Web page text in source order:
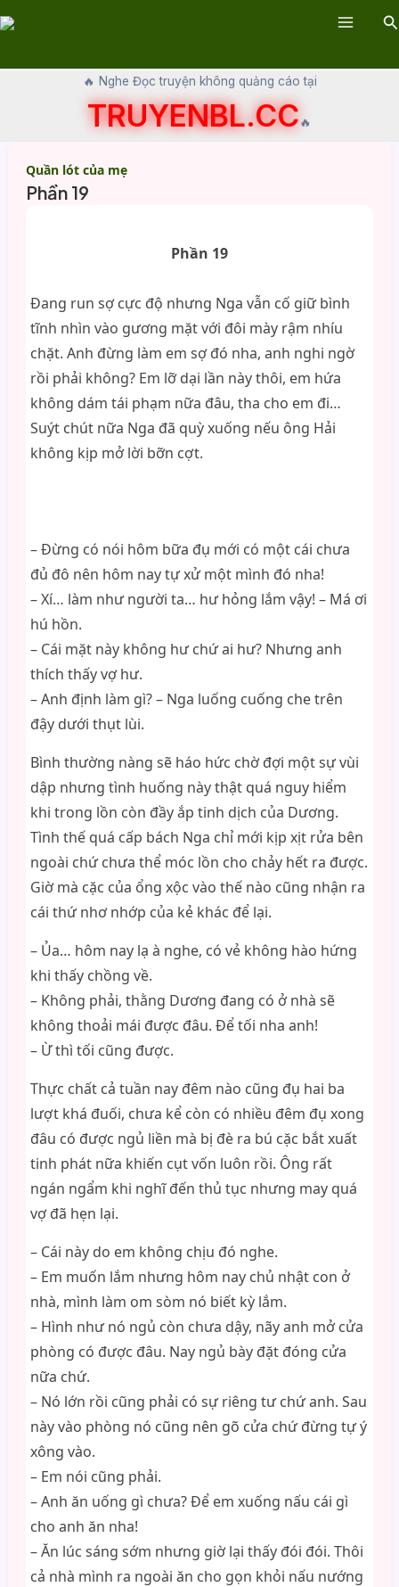
to
🔥 Nghe Đọc truyện không quảng cáo tại
TRUYENBL.CC🔥
Quần lót của mẹ
Phần 19
Phần 19
Đang run sợ cực độ nhưng Nga vẫn cố giữ bình
tĩnh nhìn vào gương mặt với đôi mày rậm nhíu
chặt. Anh đừng làm em sợ đó nha, anh nghi ngờ
rồi phải không? Em lỡ dại lần này thôi, em hứa
không dám tái phạm nữa đâu, tha cho em đi…
Suýt chút nữa Nga đã quỳ xuống nếu ông Hải
không kịp mở lời bỡn cợt.
– Đừng có nói hôm bữa đụ mới có một cái chưa
đủ đô nên hôm nay tự xử một mình đó nha!
– Xí… làm như người ta… hư hỏng lắm vậy! – Má ơi
hú hồn.
– Cái mặt này không hư chứ ai hư? Nhưng anh
thích thấy vợ hư.
– Anh định làm gì? – Nga luống cuống che trên
đậy dưới thụt lùi.
Bình thường nàng sẽ háo hức chờ đợi một sự vùi
dập nhưng tình huống này thật quá nguy hiểm
khi trong lồn còn đầy ắp tinh dịch của Dương.
Tình thế quá cấp bách Nga chỉ mới kịp xịt rửa bên
ngoài chứ chưa thể móc lồn cho chảy hết ra được.
Giờ mà cặc của ổng xộc vào thế nào cũng nhận ra
cái thứ nhơ nhớp của kẻ khác để lại.
– Ủa… hôm nay lạ à nghe, có vẻ không hào hứng
khi thấy chồng về.
– Không phải, thằng Dương đang có ở nhà sẽ
không thoải mái được đâu. Để tối nha anh!
– Ừ thì tối cũng được.
Thực chất cả tuần nay đêm nào cũng đụ hai ba
lượt khá đuối, chưa kể còn có nhiều đêm đụ xong
đâu có được ngủ liền mà bị đè ra bú cặc bắt xuất
tinh phát nữa khiến cụt vốn luôn rồi. Ông rất
ngán ngẩm khi nghĩ đến thủ tục nhưng may quá
vợ đã hẹn lại.
– Cái này do em không chịu đó nghe.
– Em muốn lắm nhưng hôm nay chủ nhật con ở
nhà, mình làm om sòm nó biết kỳ lắm.
– Hình như nó ngủ còn chưa dậy, nãy anh mở cửa
phòng có được đâu. Nay ngủ bày đặt đóng cửa
nữa chứ.
– Nó lớn rồi cũng phải có sự riêng tư chứ anh. Sau
này vào phòng nó cũng nên gõ cửa chứ đừng tự ý
xông vào.
– Em nói cũng phải.
– Anh ăn uống gì chưa? Để em xuống nấu cái gì
cho anh ăn nha!
– Ăn lúc sáng sớm nhưng giờ lại thấy đói đói. Thôi
cả nhà mình ra ngoài ăn cho gọn khỏi nấu nướng